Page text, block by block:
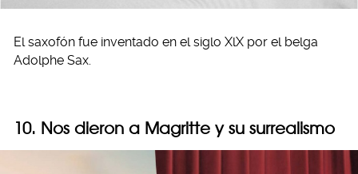
El saxofón fue inventado en el siglo XlX por el belga
Adolphe Sax.
10. Nos dieron a Magritte y su surrealismo